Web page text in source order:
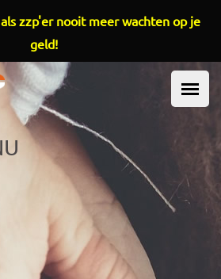
inhoud gaan
zzp'er nooit meer wachten op je
geld!